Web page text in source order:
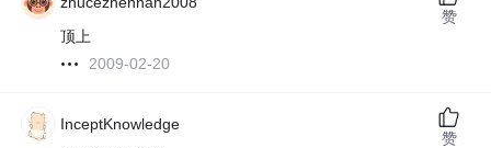
顶上
2009-02-20
赞
InceptKnowledge
赞